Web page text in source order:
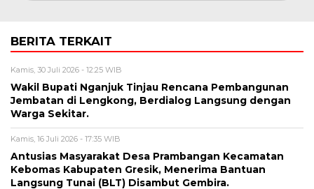
BERITA TERKAIT
Kamis, 30 Juli 2026 - 12:25 WIB
Wakil Bupati Nganjuk Tinjau Rencana Pembangunan
Jembatan di Lengkong, Berdialog Langsung dengan
Warga Sekitar.
Kamis, 16 Juli 2026 - 17:35 WIB
Antusias Masyarakat Desa Prambangan Kecamatan
Kebomas Kabupaten Gresik, Menerima Bantuan
Langsung Tunai (BLT) Disambut Gembira.